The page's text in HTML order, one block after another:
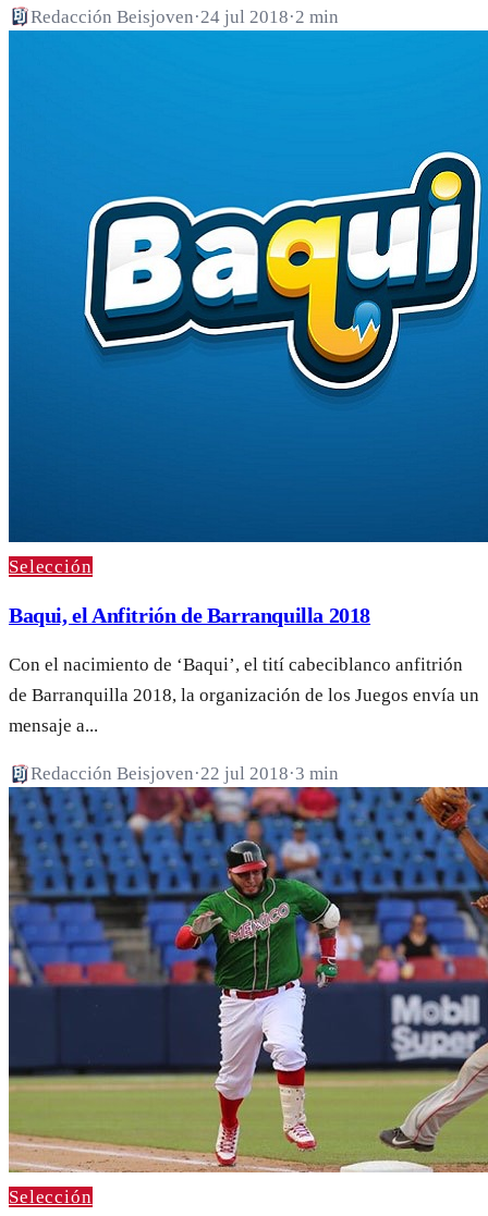
Redacción Beisjoven·24 jul 2018·2 min
Selección
Baqui, el Anfitrión de Barranquilla 2018
Con el nacimiento de ‘Baqui’, el tití cabeciblanco anfitrión
de Barranquilla 2018, la organización de los Juegos envía un
mensaje a...
Redacción Beisjoven·22 jul 2018·3 min
Selección